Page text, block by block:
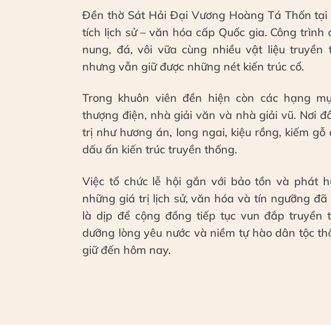
Đền thờ Sát Hải Đại Vương Hoàng Tá Thốn
tích lịch sử – văn hóa cấp Quốc gia. Công
nung, đá, vôi vữa cùng nhiều vật liệu
nhưng vẫn giữ được những nét kiến trúc cổ.
Trong khuôn viên đền hiện còn các hạng
thượng điện, nhà giải văn và nhà giải vũ. Nơi
trị như hương án, long ngai, kiệu rồng, kiếm
dấu ấn kiến trúc truyền thống.
Việc tổ chức lễ hội gắn với bảo tồn và phát
những giá trị lịch sử, văn hóa và tín ngưỡng
là dịp để cộng đồng tiếp tục vun đắp truyền
dưỡng lòng yêu nước và niềm tự hào dân tộc
giữ đến hôm nay.